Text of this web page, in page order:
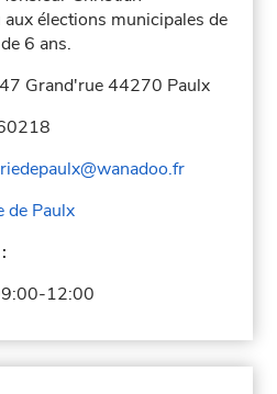
aux élections municipales de
6 ans.
Grand'rue 44270 Paulx
de Paulx
12:00